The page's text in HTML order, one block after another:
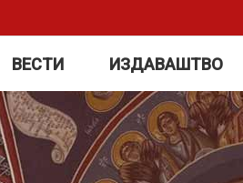
ВЕСТИ ИЗДАВАШТВО